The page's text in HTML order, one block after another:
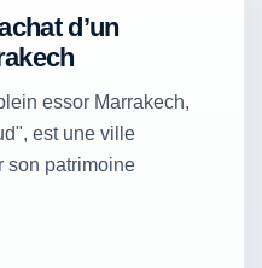
d’un
essor Marrakech,
est une ville
son patrimoine